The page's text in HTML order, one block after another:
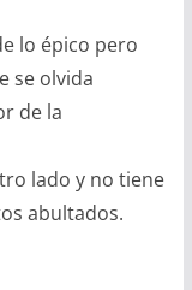
lo épico pero
se olvida
de la
lado y no tiene
abultados.